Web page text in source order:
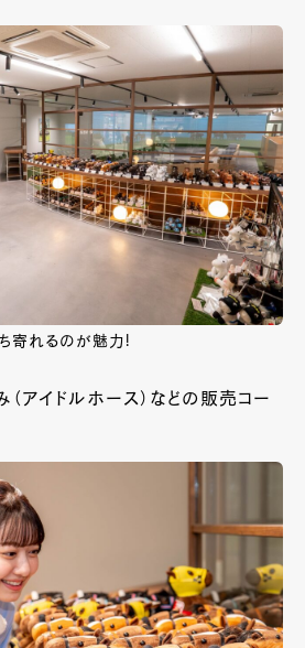
寄れるのが魅力!
アイドルホース）などの販売コー